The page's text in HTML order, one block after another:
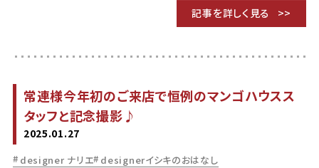
記事を詳しく見る
常連様今年初のご来店で恒例のマンゴハウスス
タッフと記念撮影♪
2025.01.27
designer ナリエ designerイシキのおはなし